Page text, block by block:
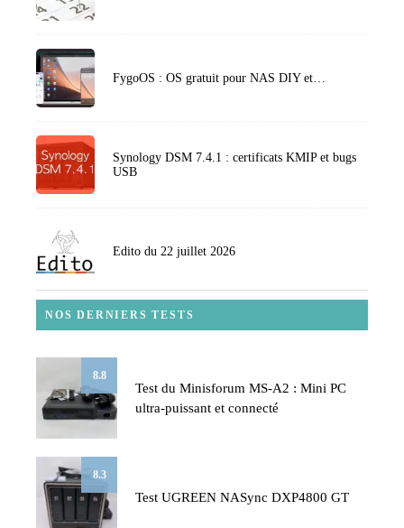
FygoOS : OS gratuit pour NAS DIY et…
Synology DSM 7.4.1 : certificats KMIP et bugs
USB
Edito du 22 juillet 2026
NOS DERNIERS TESTS
8.8
Test du Minisforum MS-A2 : Mini PC
ultra-puissant et connecté
8.3
Test UGREEN NASync DXP4800 GT